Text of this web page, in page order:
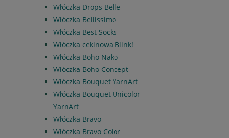
Włóczka Drops Belle
Włóczka Bellissimo
Włóczka Best Socks
Włóczka cekinowa Blink!
Włóczka Boho Nako
Włóczka Boho Concept
Włóczka Bouquet YarnArt
Włóczka Bouquet Unicolor
YarnArt
Włóczka Bravo
Włóczka Bravo Color